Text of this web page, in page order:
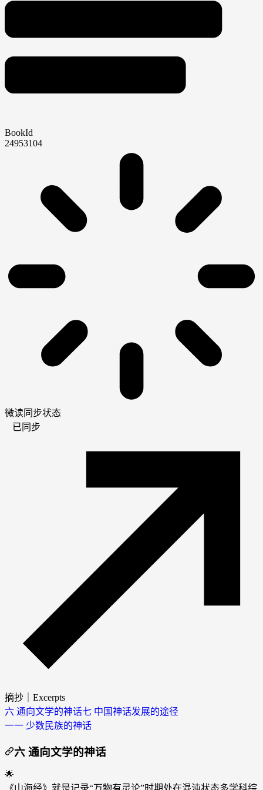
BookId
24953104
微读同步状态
已同步
摘抄｜Excerpts
六 通向文学的神话七 中国神话发展的途径
一一 少数民族的神话
六 通向文学的神话
🌟